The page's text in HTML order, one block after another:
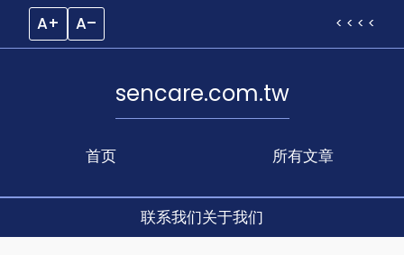
A+ A– < < < <
首页
sencare.com.tw
所有文章
联系我们关于我们